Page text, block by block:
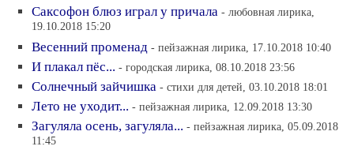
Саксофон блюз играл у причала - любовная лирика,
19.10.2018 15:20
Весенний променад - пейзажная лирика, 17.10.2018 10:40
И плакал пёс... - городская лирика, 08.10.2018 23:56
Солнечный зайчишка - стихи для детей, 03.10.2018 18:01
Лето не уходит... - пейзажная лирика, 12.09.2018 13:30
Загуляла осень, загуляла... - пейзажная лирика, 05.09.2018
11:45